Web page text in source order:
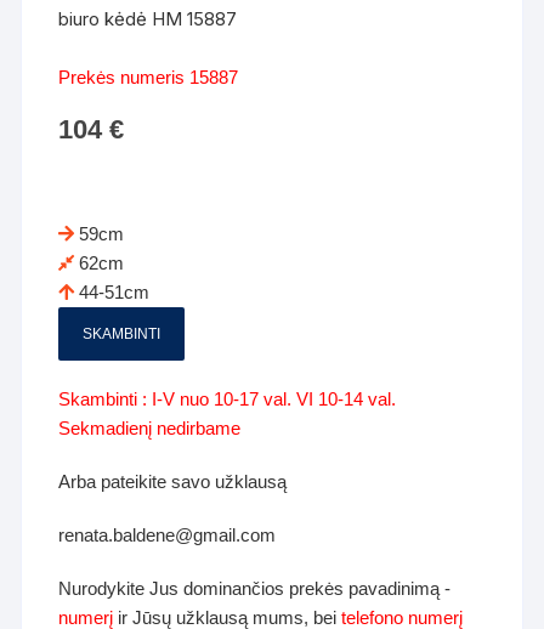
biuro kėdė HM 15887
Prekės numeris 15887
104€
59cm
62cm
44-51cm
SKAMBINTI
Skambinti : I-V nuo 10-17 val. VI 10-14 val.
Sekmadienį nedirbame
Arba pateikite savo užklausą
renata.baldene@gmail.com
Nurodykite Jus dominančios prekės pavadinimą -
numerį ir Jūsų užklausą mums, beitelefono numerį